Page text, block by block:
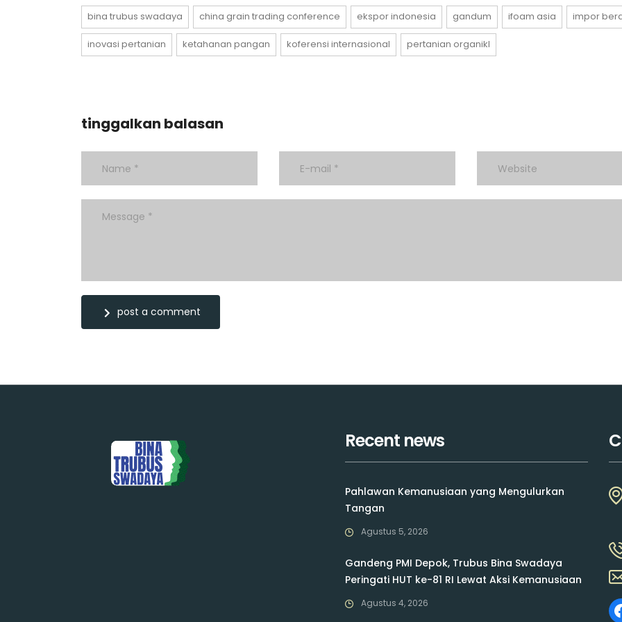
bina trubus swadaya china grain trading conference ekspor indonesia gandum ifoam asia impor
inovasi pertanian ketahanan pangan koferensi internasional pertanian organikl
tinggalkan balasan
post a comment
Recent news
Pahlawan Kemanusiaan yang Mengulurkan
Tangan
Agustus 5, 2026
Gandeng PMI Depok, Trubus Bina Swadaya
Peringati HUT ke-81 RI Lewat Aksi Kemanusiaan
Agustus 4, 2026